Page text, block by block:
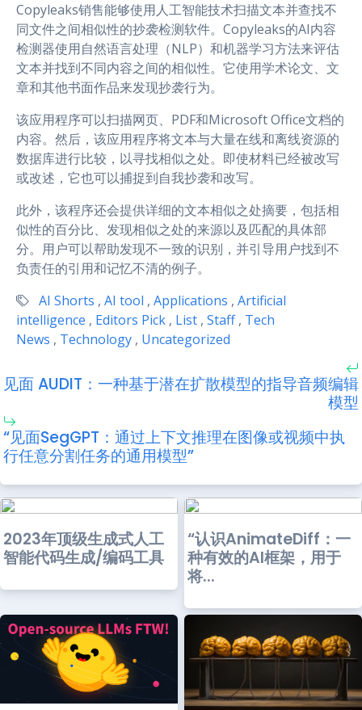
Copyleaks销售能够使用人工智能技术扫描文本并查找不
同文件之间相似性的抄袭检测软件。Copyleaks的AI内容
检测器使用自然语言处理（NLP）和机器学习方法来评估
文本并找到不同内容之间的相似性。它使用学术论文、文
章和其他书面作品来发现抄袭行为。
该应用程序可以扫描网页、PDF和Microsoft Office文档的
内容。然后，该应用程序将文本与大量在线和离线资源的
数据库进行比较，以寻找相似之处。即使材料已经被改写
或改述，它也可以捕捉到自我抄袭和改写。
此外，该程序还会提供详细的文本相似之处摘要，包括相
似性的百分比、发现相似之处的来源以及匹配的具体部
分。用户可以帮助发现不一致的识别，并引导用户找到不
负责任的引用和记忆不清的例子。
AI Shorts , AI tool , Applications , Artificial
intelligence , Editors Pick , List , Staff , Tech
News , Technology , Uncategorized
见面 AUDIT：一种基于潜在扩散模型的指导音频编辑
模型
“见面SegGPT：通过上下文推理在图像或视频中执
行任意分割任务的通用模型”
2023年顶级生成式人工
智能代码生成/编码工具
“认识AnimateDiff：一
种有效的AI框架，用于
将...